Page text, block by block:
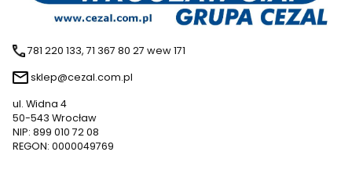
781 220 133, 71 367 80 27 wew 171
sklep@cezal.com.pl
ul. Widna 4
50-543 Wrocław
NIP: 899 010 72 08
REGON: 0000049769